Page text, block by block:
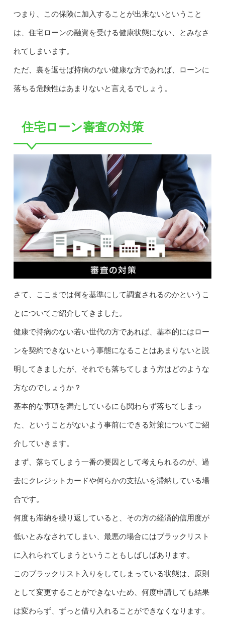
つまり、この保険に加入することが出来ないということ
は、住宅ローンの融資を受ける健康状態にない、とみなさ
れてしまいます。
ただ、裏を返せば持病のない健康な方であれば、ローンに
落ちる危険性はあまりないと言えるでしょう。
住宅ローン審査の対策
さて、ここまでは何を基準にして調査されるのかというこ
とについてご紹介してきました。
健康で持病のない若い世代の方であれば、基本的にはロー
ンを契約できないという事態になることはあまりないと説
明してきましたが、それでも落ちてしまう方はどのような
方なのでしょうか？
基本的な事項を満たしているにも関わらず落ちてしまっ
た、ということがないよう事前にできる対策についてご紹
介していきます。
まず、落ちてしまう一番の要因として考えられるのが、過
去にクレジットカードや何らかの支払いを滞納している場
合です。
何度も滞納を繰り返していると、その方の経済的信用度が
低いとみなされてしまい、最悪の場合にはブラックリスト
に入れられてしまうということもしばしばあります。
このブラックリスト入りをしてしまっている状態は、原則
として変更することができないため、何度申請しても結果
は変わらず、ずっと借り入れることができなくなります。